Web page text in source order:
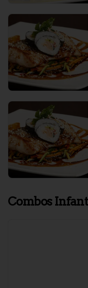
Combos